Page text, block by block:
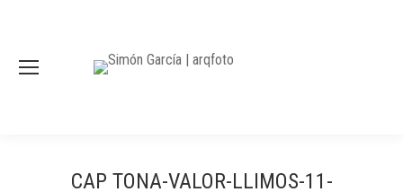
CAP TONA-VALOR-LLIMOS-11-